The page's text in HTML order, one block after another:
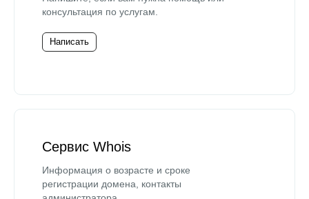
консультация по услугам.
Написать
Сервис Whois
Информация о возрасте и сроке
регистрации домена, контакты